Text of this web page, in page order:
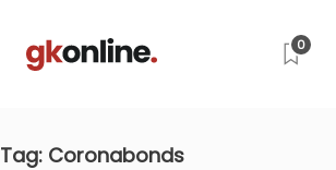
0
Tag: Coronabonds